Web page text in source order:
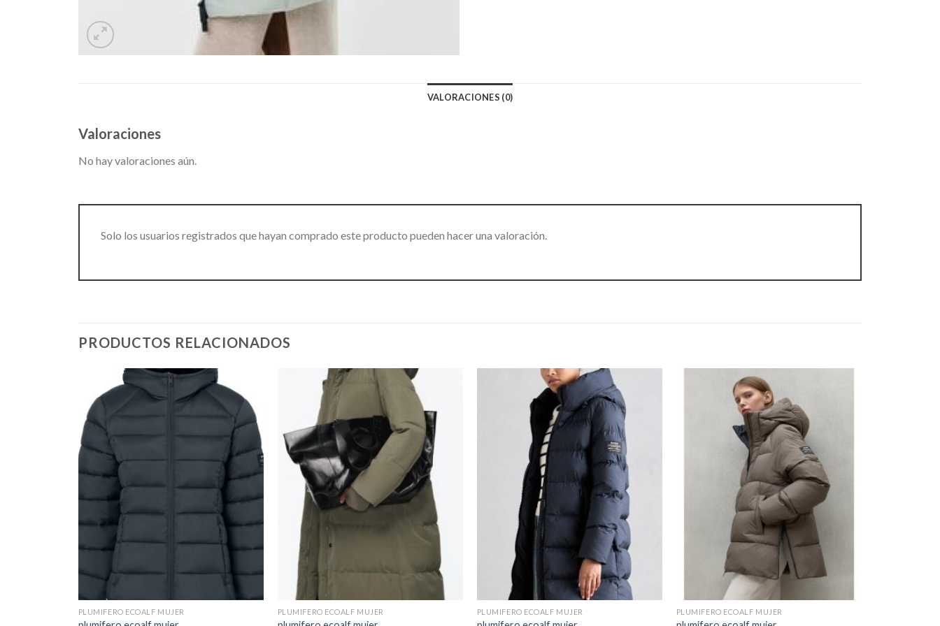
VALORACIONES (0)
Valoraciones
No hay valoraciones aún.
Solo los usuarios registrados que hayan comprado este producto pueden hacer una valoración.
PRODUCTOS RELACIONADOS
PLUMIFERO ECOALF MUJER PLUMIFERO ECOALF MUJER PLUMIFERO ECOALF MUJER PLUMIFERO ECOALF MUJER